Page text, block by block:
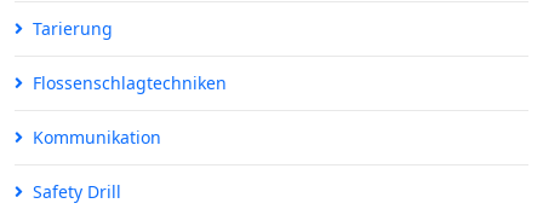
Tarierung
Flossenschlagtechniken
Kommunikation
Safety Drill